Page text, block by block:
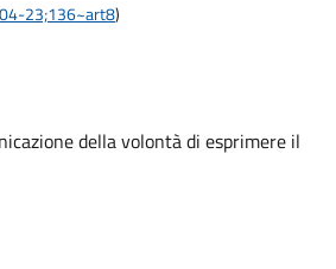
23;136~art8)
della volontà di esprimere il